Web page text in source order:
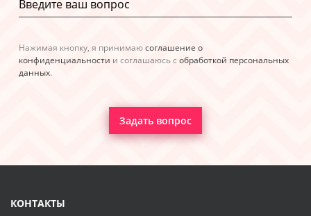
Нажимая кнопку, я принимаюсоглашение о
конфиденциальности и соглашаюсь с обработкой персональных
данных.
Задать вопрос
КОНТАКТЫ